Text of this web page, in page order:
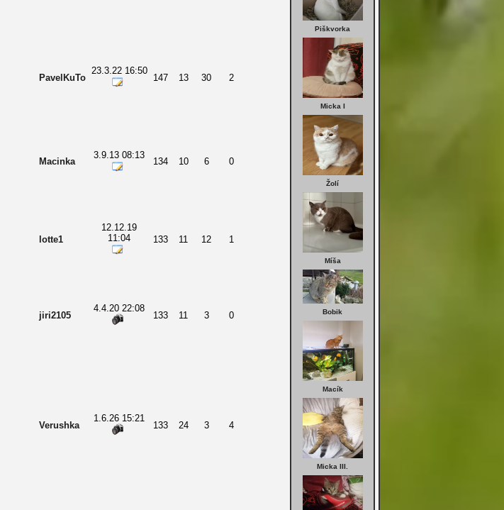
Piškvorka
Micka I
Žolí
Míša
Bobik
Macík
Micka III.
PavelKuTo
23.3.22 16:50
147 13 30 2
Macinka
3.9.13 08:13
134 10 6 0
lotte1
12.12.19
11:04
133 11 12 1
jiri2105
4.4.20 22:08
133 11 3 0
Verushka
1.6.26 15:21
133 24 3 4